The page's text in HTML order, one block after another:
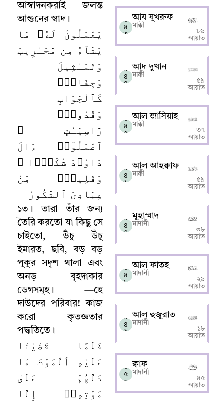
আস্বাদনকরাই জলন্ত
আগুনের স্বাদ।
يَعْمَلُونَ لَهُۥ مَا
يَشَآءُ مِن مَّحَـٰرِيبَ
وَتَمَـٰثِيلَ
وَجِفَانٍۢ
كَٱلْجَوَابِ
وَقُدُورٍۢ
رَّاسِيَـٰتٍ ۚ
ٱعْمَلُوٓا۟ ءَالَ
دَاوُۥدَ شُكْرًۭا ۚ
وَقَلِيلٌۭ مِّنْ
عِبَادِىَ ٱلشَّكُورُ
১৩ ।
তারা তাঁর জন্য
তৈরি করতো যা কিছু সে
চাইতো,উঁচু উঁচু
ইমারত,ছবি,বড় বড়
পুকুর সদৃশ থালা এবং
অনড় বৃহদাকার
ডেগসমূহ। —হে
দাউদের পরিবার! কাজ
করো কৃতজ্ঞতার
পদ্ধতিতে ।
فَلَمَّا قَضَيْنَا
عَلَيْهِ ٱلْمَوْتَ مَا
دَلَّهُمْ عَلَىٰ
مَوْتِهِۦٓ إِلَّا
০
৪
৩
আয যুখরুফ
মাক্কী
৮৯
আয়াত
০
৪
৪
আদ দুখান
মাক্কী
৫৯
আয়াত
০
৪
৫
আল জাসিয়াহ
মাক্কী
৩৭
আয়াত
০
৪
৬
আল আহক্বাফ
মাক্কী
৫৯
আয়াত
০
৪
৭
মুহাম্মাদ
মাদানী
৩৮
আয়াত
০
৪
৮
আল ফাতহ
মাদানী
২৯
আয়াত
০
৪
৯
আল হুজুরাত
মাদানী
১৮
আয়াত
০
৫
০
ক্বাফ
মাদানী
৪৫
আয়াত